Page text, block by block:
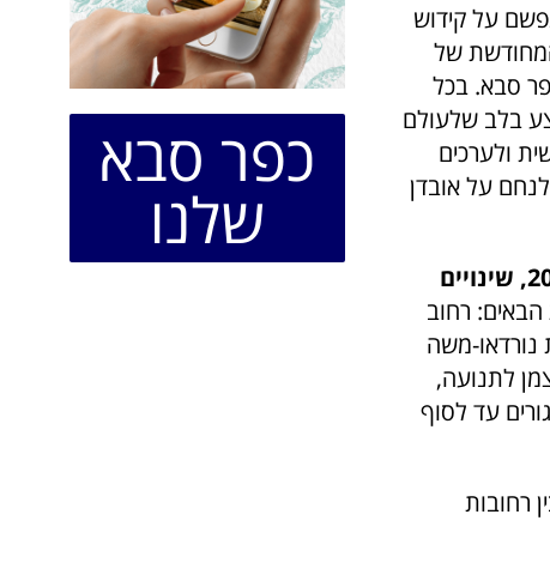
על קידוש
המחודשת של
סבא. בכל
בלב שלעולם
ולערכים
על אובדן
על רקע אירועי יום הזיכרון, צפויים בעיר ביום רביעי, ה-4 במאי 2022, שינויים
הרחובות הבאים: רחוב
נורדאו-משה
לתנועה,
עד לסוף
שבין רחובות
כפר סבא
שלנו